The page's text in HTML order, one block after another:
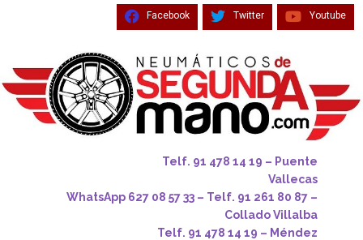
Facebook Twitter Youtube
Telf. 91 478 14 19 – Puente
Vallecas
WhatsApp 627 08 57 33 – Telf. 91 261 80 87 –
Collado Villalba
Telf. 91 478 14 19 – Méndez